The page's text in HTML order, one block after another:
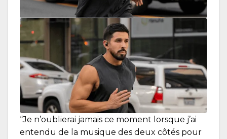
“Je n’oublierai jamais ce moment lorsque j’ai
entendu de la musique des deux côtés pour